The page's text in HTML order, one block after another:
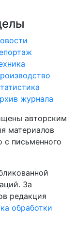
журнала
авторским
материалов
с письменного
За
редакция
обработки